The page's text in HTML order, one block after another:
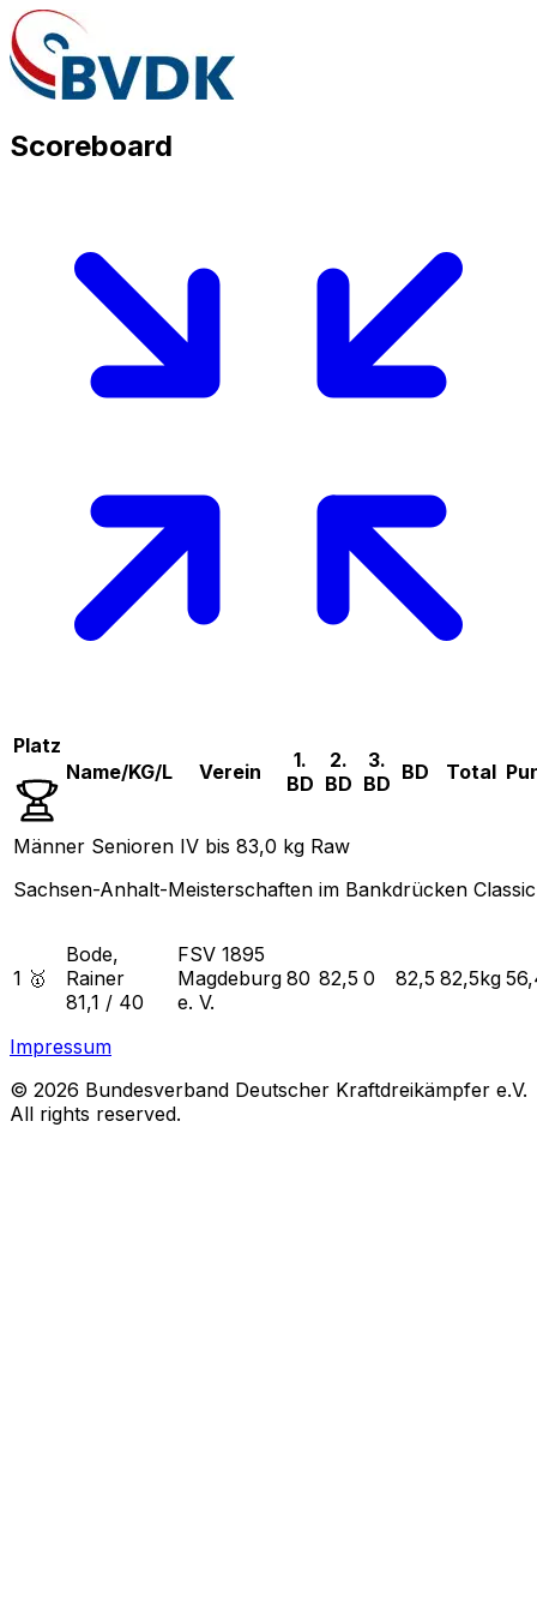
Scoreboard
Platz
Name/KG/L
Verein
1.
BD
2.
BD
3.
BD BD Total
Männer Senioren IV bis 83,0 kg Raw
Sachsen-Anhalt-Meisterschaften im Bankdrücken Classic
1 🥇
Bode,
Rainer
81,1 / 40
FSV 1895
Magdeburg
e. V.
80 82,5 0 82,5 82,5kg
Impressum
© 2026 Bundesverband Deutscher Kraftdreikämpfer e.V.
All rights reserved.